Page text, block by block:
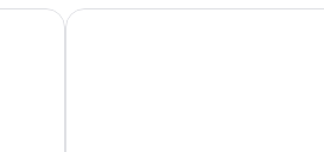
Best Western Plus Rama Inn